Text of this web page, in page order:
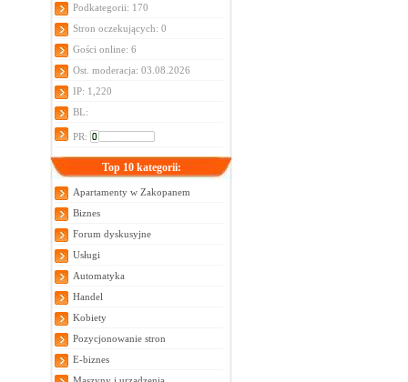
Podkategorii: 170
Stron oczekujących: 0
Gości online: 6
Ost. moderacja: 03.08.2026
IP: 1,220
BL:
PR:
Top 10 kategorii:
Apartamenty w Zakopanem
Biznes
Forum dyskusyjne
Usługi
Automatyka
Handel
Kobiety
Pozycjonowanie stron
E-biznes